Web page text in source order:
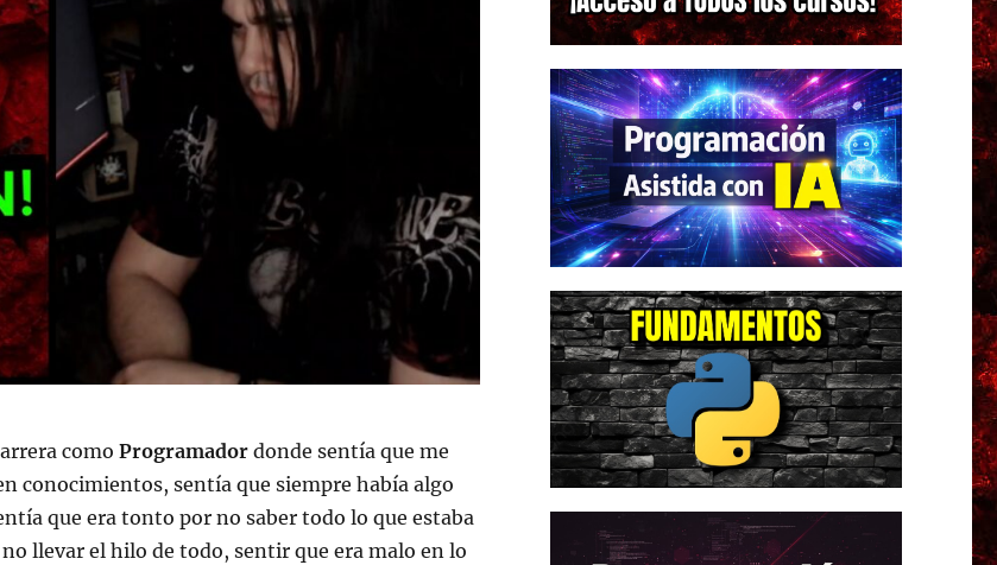
como Programadordonde sentía que me
conocimientos, sentía que siempre había algo
que era tonto por no saber todo lo que estaba
llevar el hilo de todo, sentir que era malo en lo